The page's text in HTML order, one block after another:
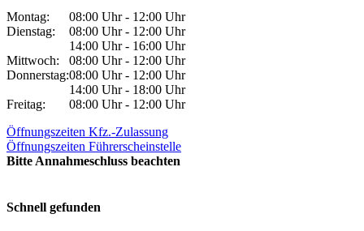
Montag:
08:00 Uhr - 12:00 Uhr
Dienstag:
08:00 Uhr - 12:00 Uhr
14:00 Uhr - 16:00 Uhr
Mittwoch:
08:00 Uhr - 12:00 Uhr
Donnerstag:08:00 Uhr - 12:00 Uhr
14:00 Uhr - 18:00 Uhr
Freitag:
08:00 Uhr - 12:00 Uhr
Öffnungszeiten Kfz.-Zulassung
Öffnungszeiten Führerscheinstelle
Bitte Annahmeschluss beachten
Schnell gefunden